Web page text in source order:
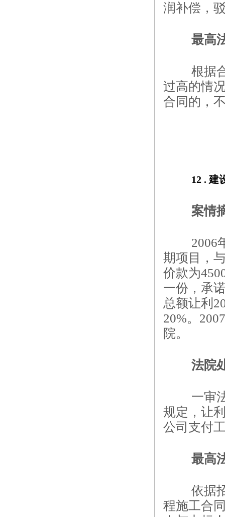
润补偿，
最高
根据
过高的情
合同的，
12 . 建
案情
2006
期项目，
价款为
一份，承
总额让利
20%。
院。
法院
一审
规定，让
公司支付
最高
依据
程施工合